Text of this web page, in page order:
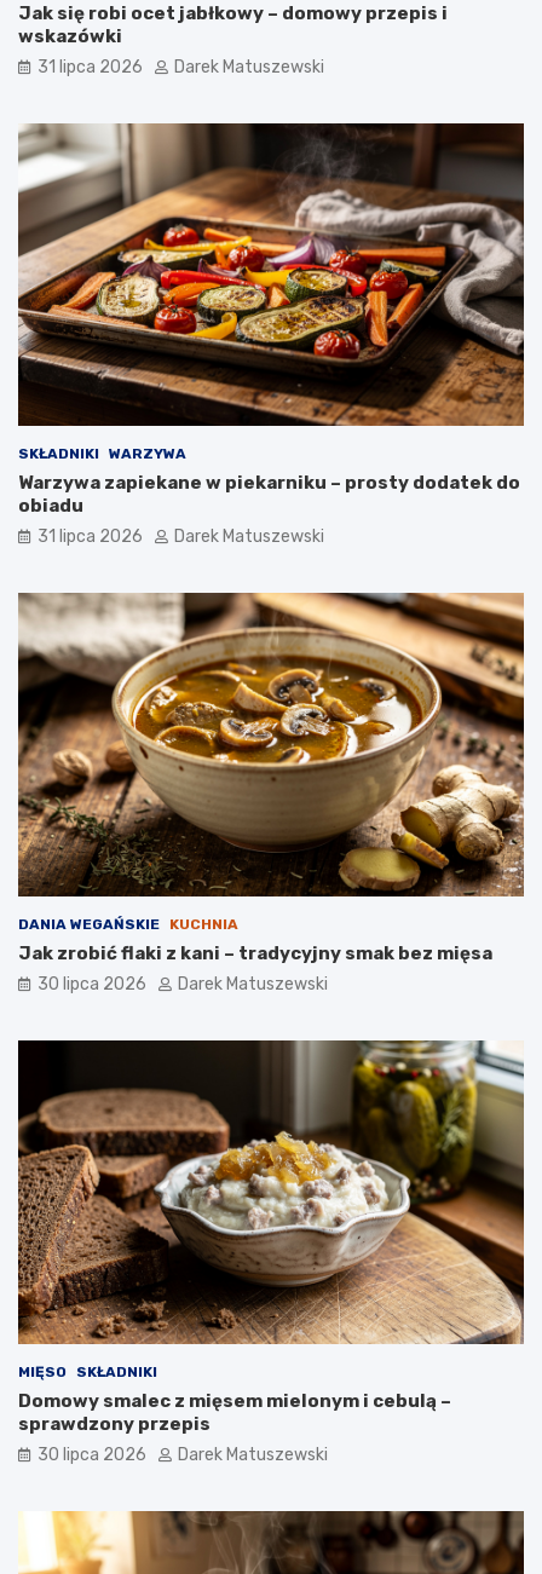
Jak się robi ocet jabłkowy – domowy przepis i
wskazówki
31 lipca 2026 Darek Matuszewski
SKŁADNIKI WARZYWA
Warzywa zapiekane w piekarniku – prosty dodatek do
obiadu
31 lipca 2026 Darek Matuszewski
DANIA WEGAŃSKIE KUCHNIA
Jak zrobić flaki z kani – tradycyjny smak bez mięsa
30 lipca 2026 Darek Matuszewski
MIĘSO SKŁADNIKI
Domowy smalec z mięsem mielonym i cebulą –
sprawdzony przepis
30 lipca 2026 Darek Matuszewski